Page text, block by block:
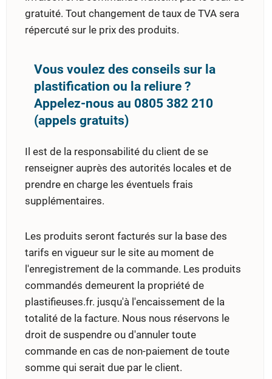
gratuité. Tout changement de taux de TVA sera
répercuté sur le prix des produits.
Vous voulez des conseils sur la
plastification ou la reliure ?
Appelez-nous au 0805 382 210
(appels gratuits)
Il est de la responsabilité du client de se
renseigner auprès des autorités locales et de
prendre en charge les éventuels frais
supplémentaires.
Les produits seront facturés sur la base des
tarifs en vigueur sur le site au moment de
l'enregistrement de la commande. Les produits
commandés demeurent la propriété de
plastifieuses.fr. jusqu'à l'encaissement de la
totalité de la facture. Nous nous réservons le
droit de suspendre ou d'annuler toute
commande en cas de non-paiement de toute
somme qui serait due par le client.